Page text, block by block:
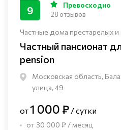
Частные дома престарелых и
Частный пансионат
pension
Московская область,
улица, 49
9 Превосходно
28 отзывов
от1 000 ₽ / сутки
от 30 000 ₽ / месяц